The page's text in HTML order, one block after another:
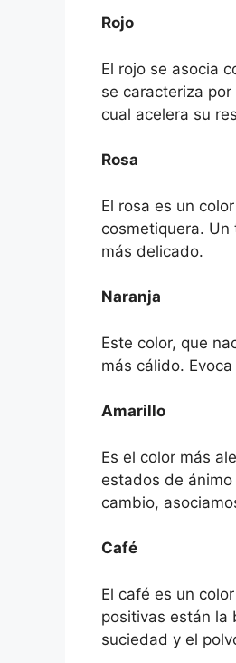
Rojo
El rojo se asocia
se caracteriza
cual acelera su
Rosa
El rosa es un
cosmetiquera.
más delicado.
Naranja
Este color, que
más cálido.
Amarillo
Es el color más
estados de
cambio,
Café
El café es un
positivas están la
suciedad y el